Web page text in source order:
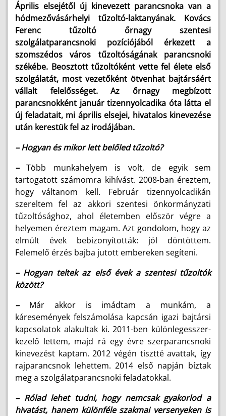
Április elsejétől új kinevezett parancsnoka van a
hódmezővásárhelyi tűzoltó-laktanyának. Kovács
Ferenc tűzoltó őrnagy szentesi
szolgálatparancsnoki pozíciójából érkezett a
szomszédos város tűzoltóságának parancsnoki
székébe. Beosztott tűzoltóként vette fel élete első
szolgálatát, most vezetőként ötvenhat bajtársáért
vállalt felelősséget. Az őrnagy megbízott
parancsnokként január tizennyolcadika óta látta el
új feladatait, mi április elsejei, hivatalos kinevezése
után kerestük fel az irodájában.
– Hogyan és mikor lett belőled tűzoltó?
–Több munkahelyem is volt, de egyik sem
tartogatott számomra kihívást. 2008-ban éreztem,
hogy váltanom kell. Február tizennyolcadikán
szereltem fel az akkori szentesi önkormányzati
tűzoltósághoz, ahol életemben először végre a
helyemen éreztem magam. Azt gondolom, hogy az
elmúlt évek bebizonyították: jól döntöttem.
Felemelő érzés bajba jutott embereken segíteni.
– Hogyan teltek az első évek a szentesi tűzoltók
között?
– Már akkor is imádtam a munkám, a
káresemények felszámolása kapcsán igazi bajtársi
kapcsolatok alakultak ki. 2011-ben különlegesszer-
kezelő lettem, majd rá egy évre szerparancsnoki
kinevezést kaptam. 2012 végén tisztté avattak, így
rajparancsnok lehettem. 2014 első napján bíztak
meg a szolgálatparancsnoki feladatokkal.
– Rólad lehet tudni, hogy nemcsak gyakorlod a
hivatást, hanem különféle szakmai versenyeken is